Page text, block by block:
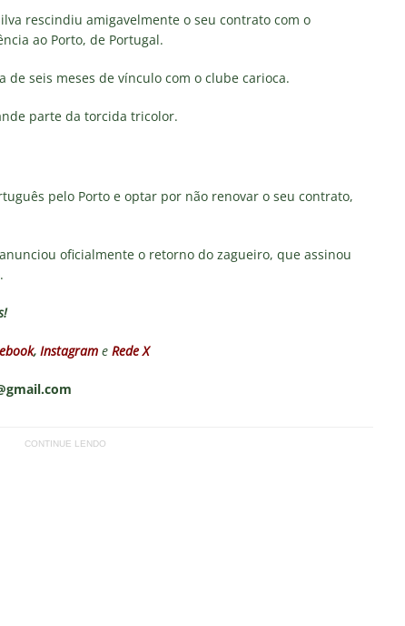
rescindiu amigavelmente o seu contrato com o
ao Porto, de Portugal.
de seis meses de vínculo com o clube carioca.
parte da torcida tricolor.
pelo Porto e optar por não renovar o seu contrato,
oficialmente o retorno do zagueiro, que assinou
, Instagram e Rede X
CONTINUE LENDO